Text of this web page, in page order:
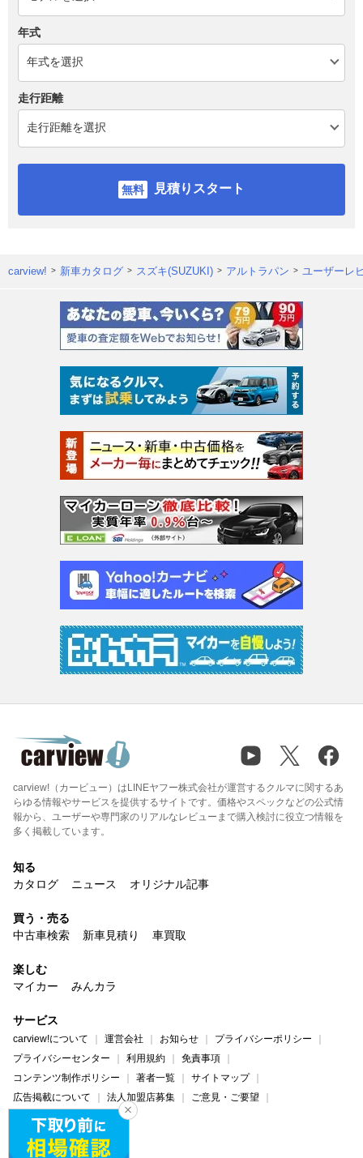
年式
走行距離
見積りスタート
carview! 新車カタログ スズキ(SUZUKI) アルトラパン ユーザーレ
carview!（カービュー）はLINEヤフー株式会社が運営するクルマに関するあ
らゆる情報やサービスを提供するサイトです。価格やスペックなどの公式情
報から、ユーザーや専門家のリアルなレビューまで購入検討に役立つ情報を
多く掲載しています。
知る
カタログ
ニュース オリジナル記事
買う・売る
中古車検索
新車見積り 車買取
楽しむ
マイカー
みんカラ
サービス
carview!について 運営会社 お知らせ
プライバシーポリシー
プライバシーセンター
利用規約
免責事項
コンテンツ制作ポリシー
著者一覧
サイトマップ
広告掲載について
法人加盟店募集
ご意見・ご要望
ヘルプ・お問い合わせ
carview! Yahoo! JAPAN